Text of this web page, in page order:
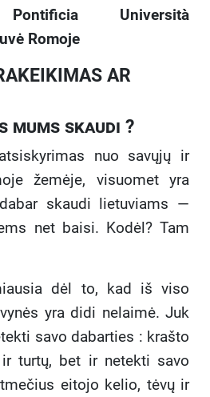
Università
Romoje
AR
skaudi ?
nuo savųjų ir
žemėje, visuomet yra
skaudi lietuviams —
net baisi. Kodėl? Tam
dėl to, kad iš viso
yra didi nelaimė. Juk
savo dabarties : krašto
turtų, bet ir netekti savo
eitojo kelio, tėvų ir